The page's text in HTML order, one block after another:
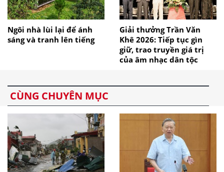
Ngôi nhà lùi lại để ánh
sáng và tranh lên tiếng
Giải thưởng Trần Văn
Khê 2026: Tiếp tục gìn
giữ, trao truyền giá trị
của âm nhạc dân tộc
CÙNG CHUYÊN MỤC